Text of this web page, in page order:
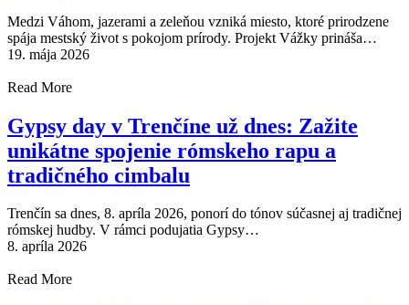
Medzi Váhom, jazerami a zeleňou vzniká miesto, ktoré prirodzene
spája mestský život s pokojom prírody. Projekt Vážky prináša…
19. mája 2026
Read More
Gypsy day v Trenčíne už dnes: Zažite
unikátne spojenie rómskeho rapu a
tradičného cimbalu
Trenčín sa dnes, 8. apríla 2026, ponorí do tónov súčasnej aj tradičnej
rómskej hudby. V rámci podujatia Gypsy…
8. apríla 2026
Read More